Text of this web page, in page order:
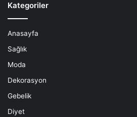
Kategoriler
Anasayfa
Sağlık
Moda
Dekorasyon
Gebelik
Diyet